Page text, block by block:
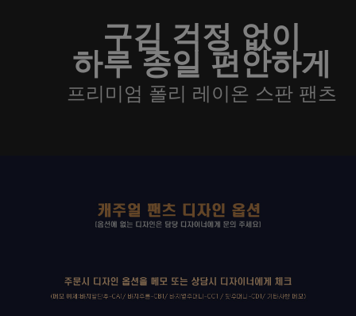
구김 걱정 없이
하루 종일 편안하게
프리미엄 폴리 레이온 스판 팬츠